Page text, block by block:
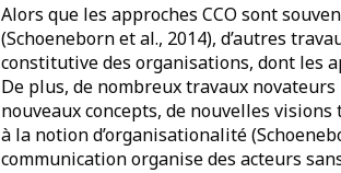
Alors que les approches CCO sont
(Schoeneborn et al., 2014), d’autres
constitutive des organisations, dont les
De plus, de nombreux travaux
nouveaux concepts, de nouvelles
à la notion d’organisationalité
communication organise des acteurs